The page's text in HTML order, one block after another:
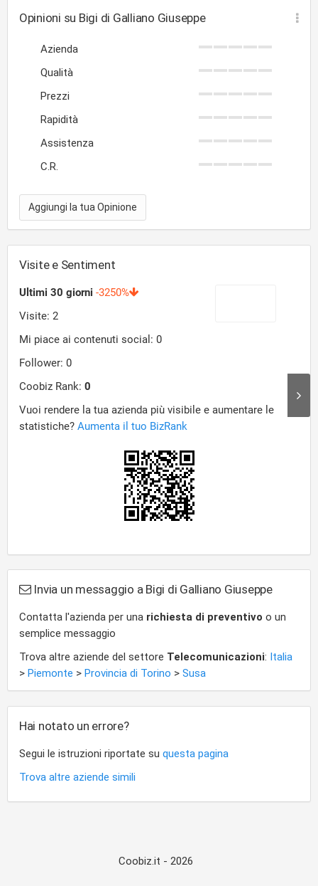
Opinioni su Bigi di Galliano Giuseppe
Azienda
Qualità
Prezzi
Rapidità
Assistenza
C.R.
Aggiungi la tua Opinione
Visite e Sentiment
Invia un messaggio a Bigi di Galliano Giuseppe
Contatta l'azienda per una richiesta di preventivo o un
semplice messaggio
Trova altre aziende del settore Telecomunicazioni: Italia
> Piemonte > Provincia di Torino > Susa
Hai notato un errore?
Segui le istruzioni riportate su questa pagina
Trova altre aziende simili
Coobiz.it - 2026